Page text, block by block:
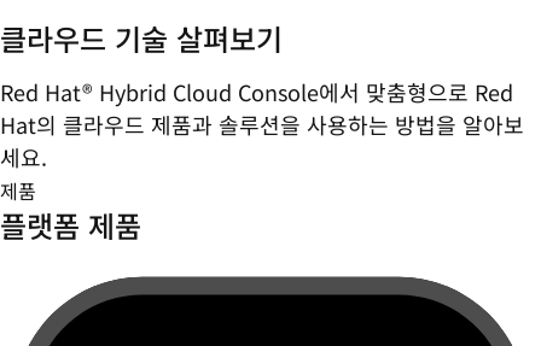
클라우드 기술 살펴보기
Red Hat® Hybrid Cloud Console에서 맞춤형으로 Red
Hat의 클라우드 제품과 솔루션을 사용하는 방법을 알아보
세요.
제품
플랫폼 제품